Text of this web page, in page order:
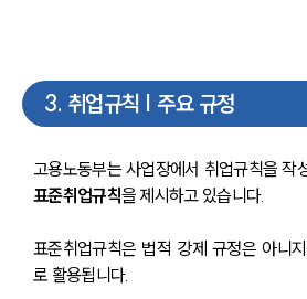
3. 취업규칙 | 주요 규정
고용노동부는 사업장에서 취업규칙을 작
표준취업규칙을 제시하고 있습니다.
표준취업규칙은 법적 강제 규정은 아니
로 활용됩니다.